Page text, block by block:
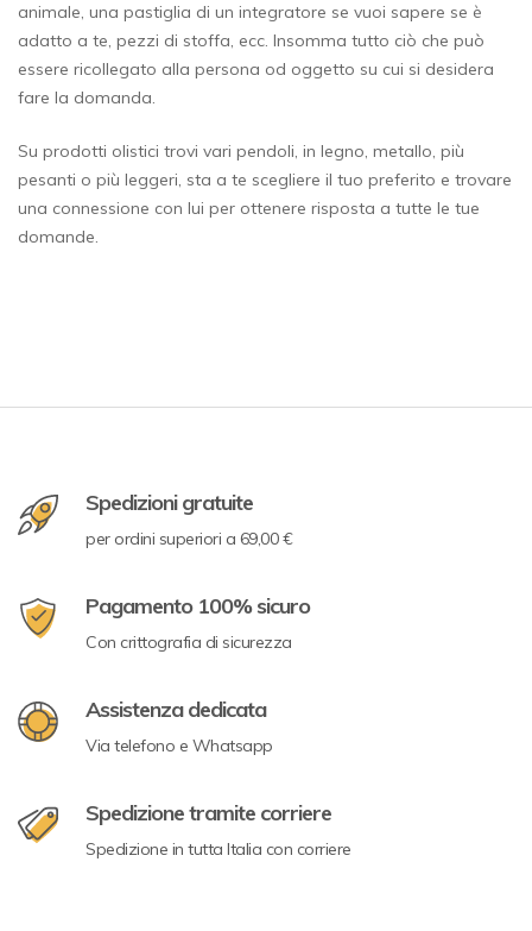
animale, una pastiglia di un integratore se vuoi sapere se è
adatto a te, pezzi di stoffa, ecc. Insomma tutto ciò che può
essere ricollegato alla persona od oggetto su cui si desidera
fare la domanda.
Su prodotti olistici trovi vari pendoli, in legno, metallo, più
pesanti o più leggeri, sta a te scegliere il tuo preferito e trovare
una connessione con lui per ottenere risposta a tutte le tue
domande.
Spedizioni gratuite
per ordini superiori a 69,00 €
Pagamento 100% sicuro
Con crittografia di sicurezza
Assistenza dedicata
Via telefono e Whatsapp
Spedizione tramite corriere
Spedizione in tutta Italia con corriere